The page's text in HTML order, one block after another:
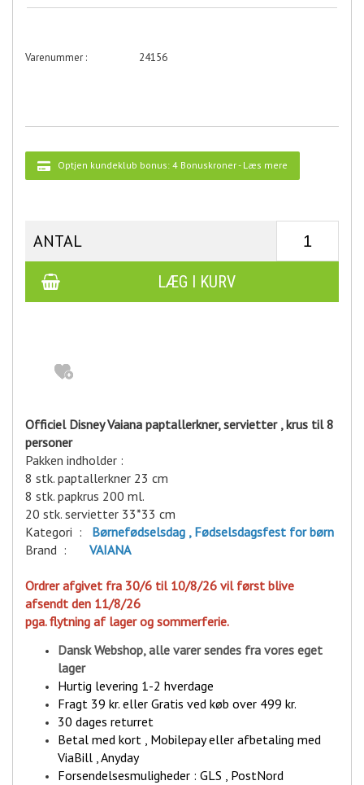
24156
Optjen kundeklub bonus: 4 Bonuskroner- Læs mere
ANTAL
Officiel Disney Vaiana paptallerkner, servietter , krus til 8
personer
Pakken indholder :
8 stk. paptallerkner 23 cm
8 stk. papkrus 200 ml.
20 stk. servietter 33*33 cm
Kategori :
Børnefødselsdag , Fødselsdagsfest for børn
Brand :
VAIANA
Ordrer afgivet fra 30/6 til 10/8/26 vil først blive
afsendt den 11/8/26
pga. flytning af lager og sommerferie.
Dansk Webshop, alle varer sendes fra vores eget
lager
Hurtig levering 1-2 hverdage
Fragt 39 kr. eller Gratis ved køb over 499 kr.
30 dages returret
Betal med kort , Mobilepay eller afbetaling med
ViaBill , Anyday
Forsendelsesmuligheder : GLS , PostNord